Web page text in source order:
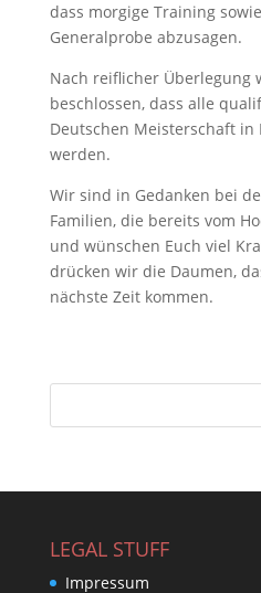
dass morgige Training
Generalprobe abzusagen.
Nach reiflicher Überlegung
beschlossen, dass alle
Deutschen Meisterschaft in
werden.
Wir sind in Gedanken bei
Familien, die bereits vom
und wünschen Euch viel
drücken wir die Daumen,
nächste Zeit kommen.
LEGAL STUFF
Impressum